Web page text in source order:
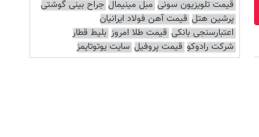
قیمت تلویزیون سونی مبل مینیمال جراح بینی گوشتی
پرشین هتل قیمت آهن فولاد ایرانیان
اعتبارسنجی بانکی قیمت طلا امروز بلیط قطار
شرکت رادوکو قیمت پروفیل سایت یوتوتایمز